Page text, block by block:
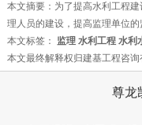
本文摘要：为了提高水利工程
理人员的建设，提高监理单位的
本文标签： 监理 水利工程 水利
本文最终解释权归建基工程咨询
尊龙